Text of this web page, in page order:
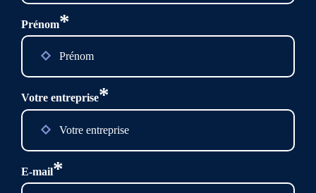
Prénom*
Votre entreprise*
E-mail*